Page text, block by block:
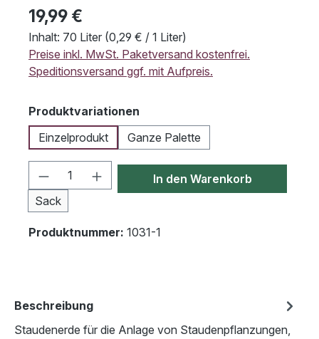
19,99 €
Inhalt: 70 Liter (0,29 € / 1 Liter)
Preise inkl. MwSt. Paketversand kostenfrei.
Speditionsversand ggf. mit Aufpreis.
Produktvariationen
Einzelprodukt
Ganze Palette
Produkt Anzahl: Gib den gewünschten
Sack
In den Warenkorb
Produktnummer: 1031-1
Beschreibung
Staudenerde für die Anlage von Staudenpflanzungen,